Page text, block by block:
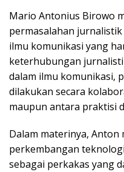
Mario Antonius Birowo
permasalahan
ilmu komunikasi yang
keterhubungan
dalam ilmu komunikasi,
dilakukan secara
maupun antara praktisi
Dalam materinya, Anton
perkembangan
sebagai perkakas yang